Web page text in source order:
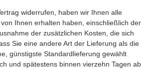
widerrufen, haben wir Ihnen alle
Ihnen erhalten haben, einschließlich der
der zusätzlichen Kosten, die sich
Sie eine andere Art der Lieferung als die
günstigste Standardlieferung gewählt
und spätestens binnen vierzehn Tagen ab